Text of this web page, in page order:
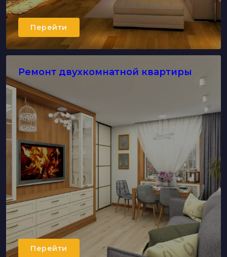
Перейти
Ремонт двухкомнатной квартиры
Перейти